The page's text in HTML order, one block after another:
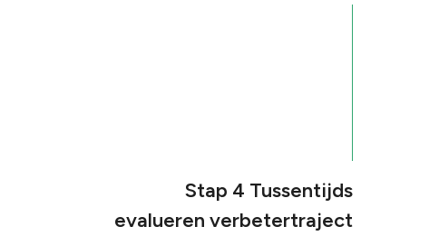
Stap 4 Tussentijds
evalueren verbetertraject